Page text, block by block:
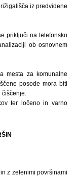
iz predvidene
priključi na telefonsko
ob osnovnem
mesta za komunalne
posode mora biti
ter ločeno in varno
z zelenimi površinami